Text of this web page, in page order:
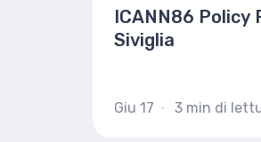
ICANN86 Policy
Siviglia
Giu 17 3 min di